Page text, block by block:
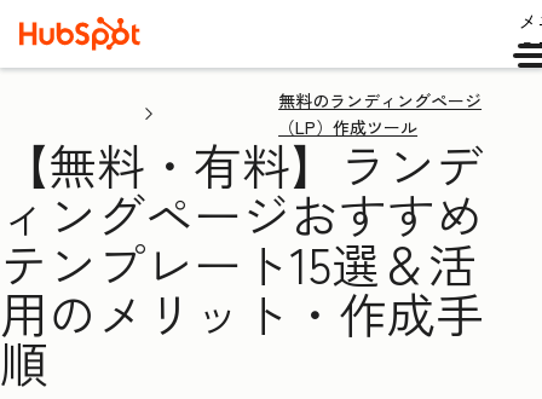
無料のランディングページ
（LP）作成ツール
【無料・有料】ランデ
ィングページおすすめ
テンプレート15選＆活
用のメリット・作成手
順